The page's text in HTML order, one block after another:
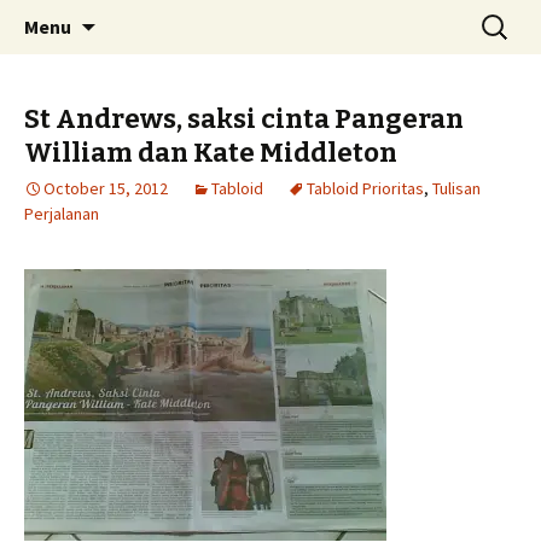
Menu
Search
for:
St Andrews, saksi cinta Pangeran
William dan Kate Middleton
October 15, 2012 Tabloid Tabloid Prioritas, Tulisan
Perjalanan